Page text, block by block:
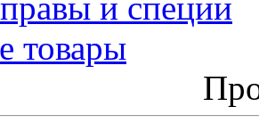
товары